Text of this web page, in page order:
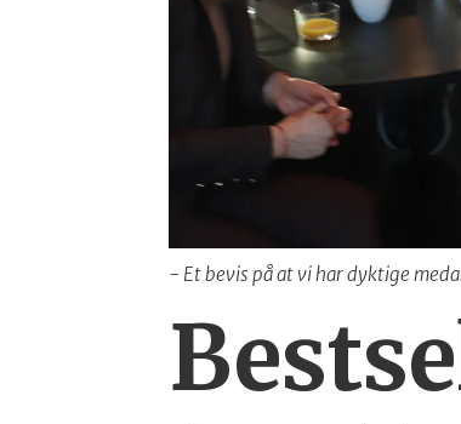
- Et bevis på at vi har dyktige